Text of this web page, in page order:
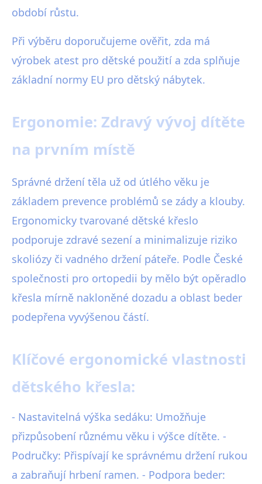
období růstu.
Při výběru doporučujeme ověřit, zda má
výrobek atest pro dětské použití a zda splňuje
základní normy EU pro dětský nábytek.
Ergonomie: Zdravý vývoj dítěte
na prvním místě
Správné držení těla už od útlého věku je
základem prevence problémů se zády a klouby.
Ergonomicky tvarované dětské křeslo
podporuje zdravé sezení a minimalizuje riziko
skoliózy či vadného držení páteře. Podle České
společnosti pro ortopedii by mělo být opěradlo
křesla mírně nakloněné dozadu a oblast beder
podepřena vyvýšenou částí.
Klíčové ergonomické vlastnosti
dětského křesla:
- Nastavitelná výška sedáku: Umožňuje
přizpůsobení různému věku i výšce dítěte. -
Područky: Přispívají ke správnému držení rukou
a zabraňují hrbení ramen. - Podpora beder: